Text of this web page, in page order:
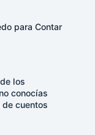
para Contar
los
conocías
cuentos